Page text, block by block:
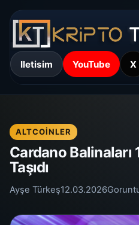
Iletisim YouTube X
ALTCOINLER
Cardano
Taşıdı
Ayşe Türkeş12.03.2026